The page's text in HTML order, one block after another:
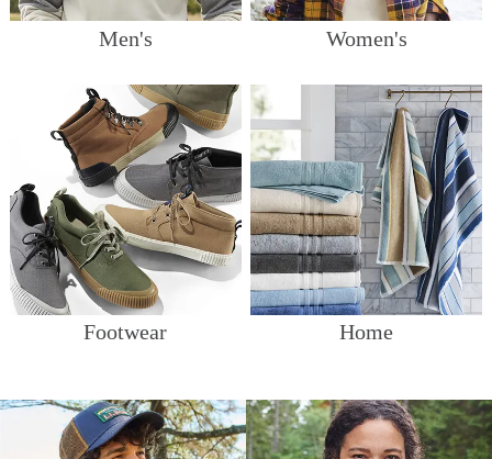
Men's Women's
Footwear Home